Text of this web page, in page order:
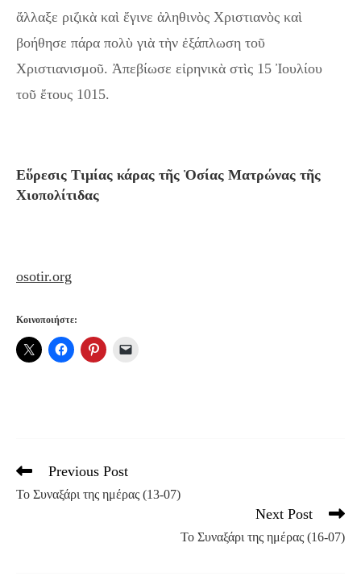
ἄλλαξε ριζικὰ καὶ ἔγινε ἀληθινὸς Χριστιανὸς καὶ
βοήθησε πάρα πολὺ γιὰ τὴν ἐξάπλωση τοῦ
Χριστιανισμοῦ. Ἀπεβίωσε εἰρηνικὰ στὶς 15 Ἰουλίου
τοῦ ἔτους 1015.
Εὕρεσις Τιμίας κάρας τῆς Ὁσίας Ματρώνας τῆς
Χιοπολίτιδας
osotir.org
Κοινοποιήστε:
Read
articles
Previous Post
Το Συναξάρι της ημέρας (13-07)
Next Post
Το Συναξάρι της ημέρας (16-07)